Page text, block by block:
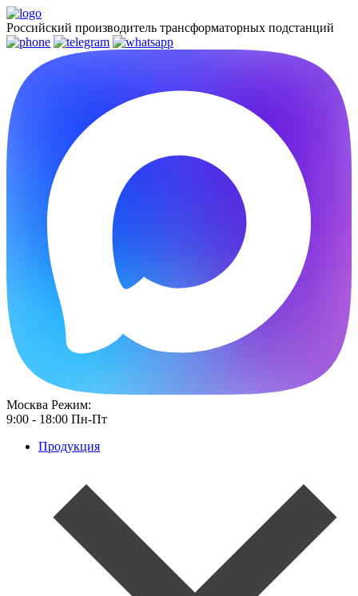
Российский производитель трансформаторных подстанций
Москва Режим:
9:00 - 18:00 Пн-Пт
Продукция